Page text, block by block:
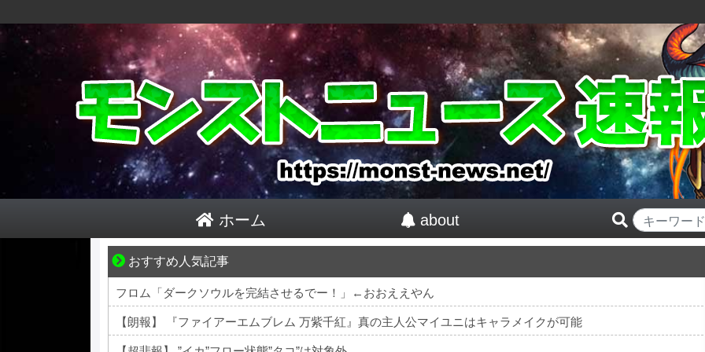
ホーム about
おすすめ人気記事
身近すぎる“厄介な人たち”が大集合！
フロム「ダークソウルを完結させるでー！」←おおええやん
【朗報】 『ファイアーエムブレム 万紫千紅』真の主人公マイユニはキャラメイクが可能